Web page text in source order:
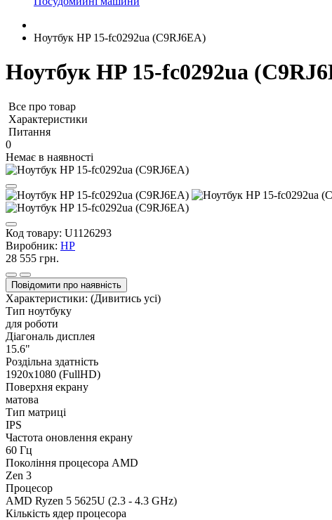
Ноутбук HP 15-fc0292ua (C9RJ6EA)
Ноутбук HP 15-fc0292ua
Все про товар
Характеристики
Питання
0
Немає в наявності
Код товару: U1126293
Виробник: HP
28 555 грн.
Повідомити про наявність
Характеристики: (Дивитись усі)
Тип ноутбуку
для роботи
Діагональ дисплея
15.6"
Роздільна здатність
1920х1080 (FullHD)
Поверхня екрану
матова
Тип матриці
IPS
Частота оновлення екрану
60 Гц
Покоління процесора AMD
Zen 3
Процесор
AMD Ryzen 5 5625U (2.3 - 4.3 GHz)
Кількість ядер процесора